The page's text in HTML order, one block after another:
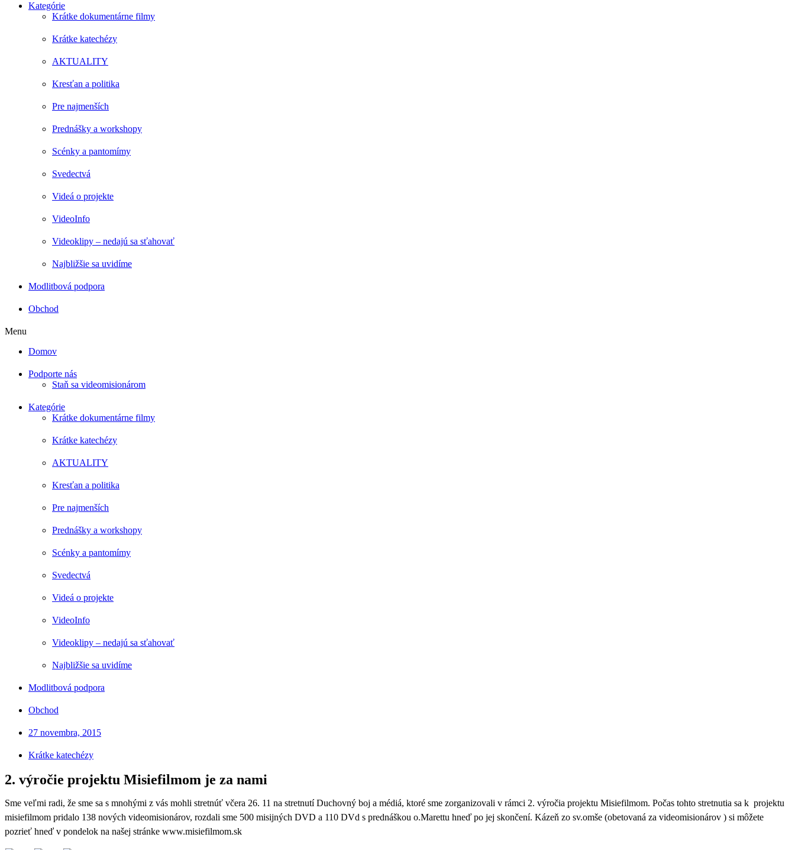
Kategórie
Krátke dokumentárne filmy
Krátke katechézy
AKTUALITY
Kresťan a politika
Pre najmenších
Prednášky a workshopy
Scénky a pantomímy
Svedectvá
Videá o projekte
VideoInfo
Videoklipy – nedajú sa sťahovať
Najbližšie sa uvidíme
Modlitbová podpora
Obchod
Menu
Domov
Podporte nás
Staň sa videomisionárom
Kategórie
Krátke dokumentárne filmy
Krátke katechézy
AKTUALITY
Kresťan a politika
Pre najmenších
Prednášky a workshopy
Scénky a pantomímy
Svedectvá
Videá o projekte
VideoInfo
Videoklipy – nedajú sa sťahovať
Najbližšie sa uvidíme
Modlitbová podpora
Obchod
27 novembra, 2015
Krátke katechézy
2. výročie projektu Misiefilmom je za nami
Sme veľmi radi, že sme sa s mnohými z vás mohli stretnúť včera 26. 11 na stretnutí Duchovný boj a médiá, ktoré sme zorganizovali v rámci 2. výročia projektu Misiefilmom. Počas tohto stretnutia sa k projektu
misiefilmom pridalo 138 nových videomisionárov, rozdali sme 500 misijných DVD a 110 DVd s prednáškou o.Marettu hneď po jej skončení. Kázeň zo sv.omše (obetovaná za videomisionárov ) si môžete
pozrieť hneď v pondelok na našej stránke www.misiefilmom.sk